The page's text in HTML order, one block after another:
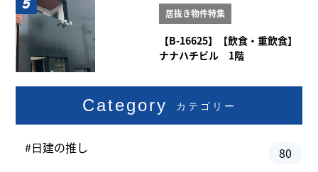
居抜き物件特集
【B-16625】【飲食・重飲食】
ナナハチビル 1階
Category カテゴリー
#日建の推し 80